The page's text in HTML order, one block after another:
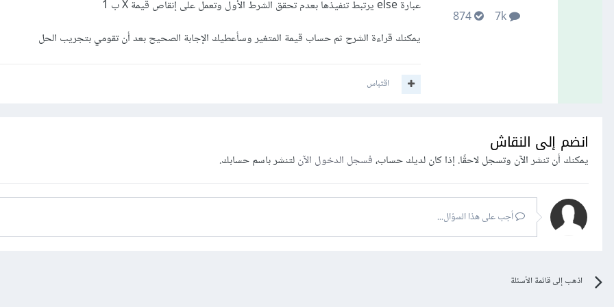
عبارة else يرتبط تنفيذها بعدم تحقق الشرط الأول وتعمل على إنقاص قيمة X ب 1
يمكنك قراءة الشرح ثم حساب قيمة المتغير وسأعطيك الإجابة الصحيح بعد أن تقومي بتجريب الحل
اقتباس
انضم إلى النقاش
يمكنك أن تنشر الآن وتسجل لاحقًا. إذا كان لديك حساب،فسجل الدخول الآنلتنشر باسم حسابك.
أجب على هذا السؤال...
اذهب إلى قائمة الأسئلة